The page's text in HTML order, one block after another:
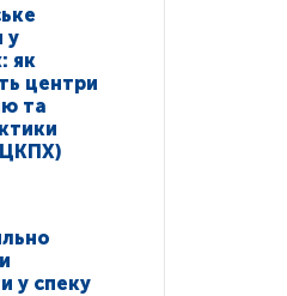
у
як
центри
та
у спеку